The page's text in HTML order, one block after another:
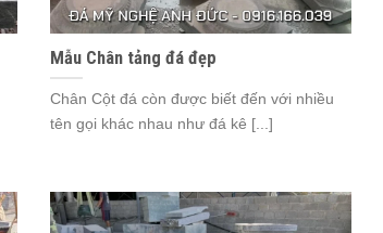
Mẫu Chân tảng đá đẹp
Chân Cột đá còn được biết đến với nhiều
tên gọi khác nhau như đá kê [...]